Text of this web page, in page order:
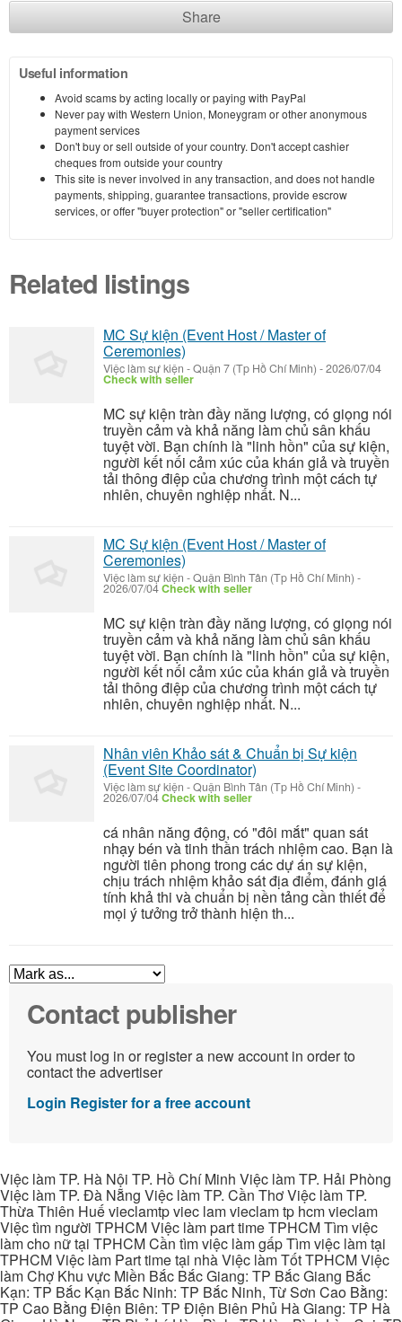
Share
Useful information
Avoid scams by acting locally or paying with PayPal
Never pay with Western Union, Moneygram or other anonymous
payment services
Don't buy or sell outside of your country. Don't accept cashier
cheques from outside your country
This site is never involved in any transaction, and does not handle
payments, shipping, guarantee transactions, provide escrow
services, or offer "buyer protection" or "seller certification"
Related listings
MC Sự kiện (Event Host / Master of
Ceremonies)
Việc làm sự kiện -Quận 7 (Tp Hồ Chí Minh) -2026/07/04
Check with seller
MC sự kiện tràn đầy năng lượng, có giọng nói
truyền cảm và khả năng làm chủ sân khấu
tuyệt vời. Bạn chính là "linh hồn" của sự kiện,
người kết nối cảm xúc của khán giả và truyền
tải thông điệp của chương trình một cách tự
nhiên, chuyên nghiệp nhất. N...
MC Sự kiện (Event Host / Master of
Ceremonies)
Việc làm sự kiện -Quận Bình Tân (Tp Hồ Chí Minh) -
2026/07/04Check with seller
MC sự kiện tràn đầy năng lượng, có giọng nói
truyền cảm và khả năng làm chủ sân khấu
tuyệt vời. Bạn chính là "linh hồn" của sự kiện,
người kết nối cảm xúc của khán giả và truyền
tải thông điệp của chương trình một cách tự
nhiên, chuyên nghiệp nhất. N...
Nhân viên Khảo sát & Chuẩn bị Sự kiện
(Event Site Coordinator)
Việc làm sự kiện -Quận Bình Tân (Tp Hồ Chí Minh) -
2026/07/04Check with seller
cá nhân năng động, có "đôi mắt" quan sát
nhạy bén và tinh thần trách nhiệm cao. Bạn là
người tiên phong trong các dự án sự kiện,
chịu trách nhiệm khảo sát địa điểm, đánh giá
tính khả thi và chuẩn bị nền tảng cần thiết để
mọi ý tưởng trở thành hiện th...
Contact publisher
You must log in or register a new account in order to
contact the advertiser
Login Register for a free account
Việc làm TP. Hà Nội TP. Hồ Chí Minh Việc làm TP. Hải Phòng
Việc làm TP. Đà Nẵng Việc làm TP. Cần Thơ Việc làm TP.
Thừa Thiên Huế vieclamtp viec lam vieclam tp hcm vieclam
Việc tìm người TPHCM Việc làm part time TPHCM Tìm việc
làm cho nữ tại TPHCM Cần tìm việc làm gấp Tìm việc làm tại
TPHCM Việc làm Part time tại nhà Việc làm Tốt TPHCM Việc
làm Chợ Khu vực Miền Bắc Bắc Giang: TP Bắc Giang Bắc
Kạn: TP Bắc Kạn Bắc Ninh: TP Bắc Ninh, Từ Sơn Cao Bằng:
TP Cao Bằng Điện Biên: TP Điện Biên Phủ Hà Giang: TP Hà